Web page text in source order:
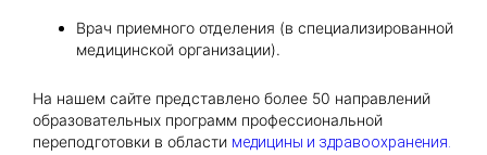
Врач приемного отделения (в специализированной
медицинской организации).
На нашем сайте представлено более 50 направлений
образовательных программ профессиональной
переподготовки в области медицины и здравоохранения.